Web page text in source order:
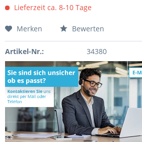
Lieferzeit ca. 8-10 Tage
Merken Bewerten
Artikel-Nr.: 34380